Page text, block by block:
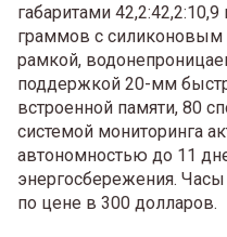
габаритами
граммов с
рамкой,
поддержкой 20-мм
встроенной памяти, 80
системой мониторинга
автономностью до 11
энергосбережения.
по цене в 300 долларов.